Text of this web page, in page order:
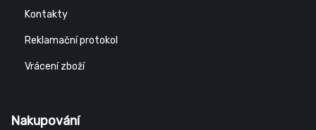
Kontakty
Reklamační protokol
Vrácení zboží
Nakupování